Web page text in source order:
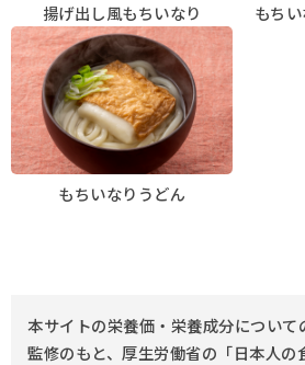
揚げ出し風もちいなり もち
もちいなりうどん
本サイトの栄養価・栄養成分につい
監修のもと、厚生労働省の「日本人